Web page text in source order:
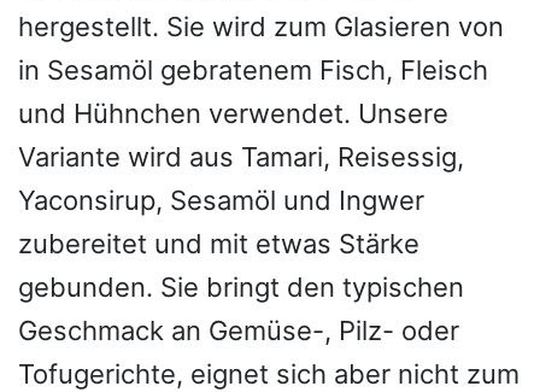
hergestellt. Sie wird zum Glasieren von
in Sesamöl gebratenem Fisch, Fleisch
und Hühnchen verwendet. Unsere
Variante wird aus Tamari, Reisessig,
Yaconsirup, Sesamöl und Ingwer
zubereitet und mit etwas Stärke
gebunden. Sie bringt den typischen
Geschmack an Gemüse-, Pilz- oder
Tofugerichte, eignet sich aber nicht zum